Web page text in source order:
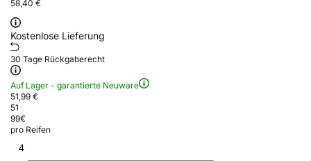
58,40 €
Kostenlose Lieferung
30 Tage Rückgaberecht
Auf Lager - garantierte Neuware
51,99 €
51
99€
pro Reifen
4